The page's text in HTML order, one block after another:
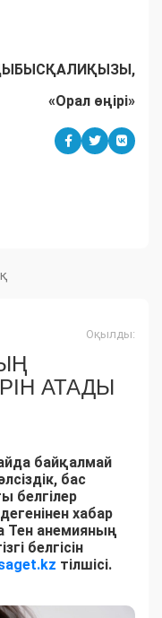
«Орал өңірі»
Оқылды:
АТАДЫ
байқалмай
бас
белгілер
хабар
Тен анемияның
белгісін
тілшісі.